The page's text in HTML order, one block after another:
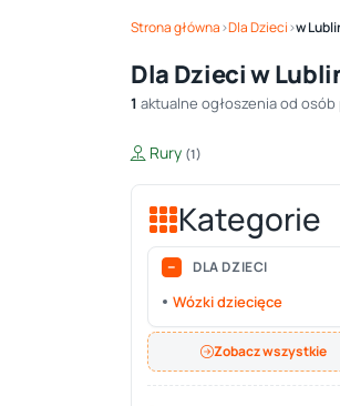
Strona główna›Dla Dzieci›w
Dla Dzieci w
1 aktualne ogłoszenia od
Rury (1)
Kategorie
DLA DZIECI
Wózki dziecięce
Zobacz wszystkie